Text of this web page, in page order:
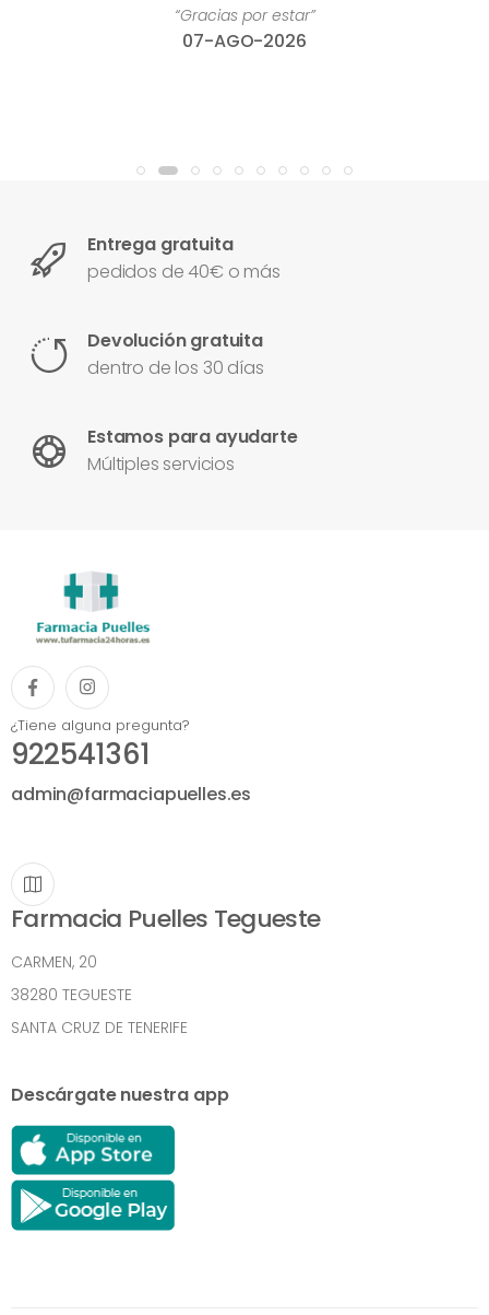
“Gracias por estar”
07-AGO-2026
Entrega gratuita
pedidos de 40€ o más
Devolución gratuita
dentro de los 30 días
Estamos para ayudarte
Múltiples servicios
¿Tiene alguna pregunta?
922541361
admin@farmaciapuelles.es
Farmacia Puelles Tegueste
CARMEN, 20
38280 TEGUESTE
SANTA CRUZ DE TENERIFE
Descárgate nuestra app